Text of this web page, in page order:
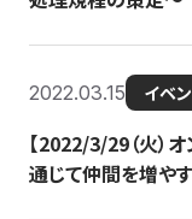
2022.03.15 イベ
【2022/3/29（火）
通じて仲間を増や